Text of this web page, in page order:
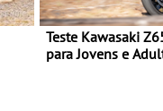
Teste Kawasaki
para Jovens e